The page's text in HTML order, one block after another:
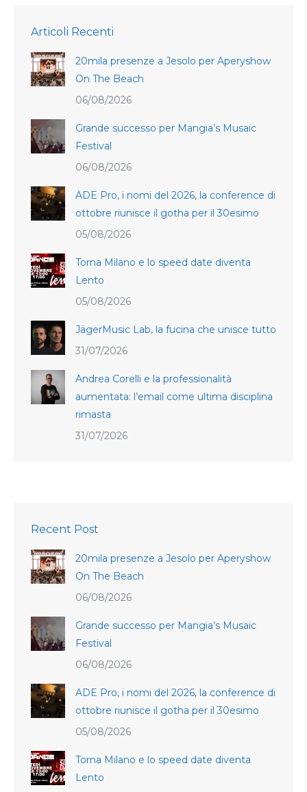
Articoli Recenti
20mila presenze a Jesolo per Aperyshow
On The Beach
06/08/2026
Grande successo per Mangia’s Musaic
Festival
06/08/2026
ADE Pro, i nomi del 2026, la conference di
ottobre riunisce il gotha per il 30esimo
05/08/2026
Torna Milano e lo speed date diventa
Lento
05/08/2026
JägerMusic Lab, la fucina che unisce tutto
31/07/2026
Andrea Corelli e la professionalità
aumentata: l’email come ultima disciplina
rimasta
31/07/2026
Recent Post
20mila presenze a Jesolo per Aperyshow
On The Beach
06/08/2026
Grande successo per Mangia’s Musaic
Festival
06/08/2026
ADE Pro, i nomi del 2026, la conference di
ottobre riunisce il gotha per il 30esimo
05/08/2026
Torna Milano e lo speed date diventa
Lento